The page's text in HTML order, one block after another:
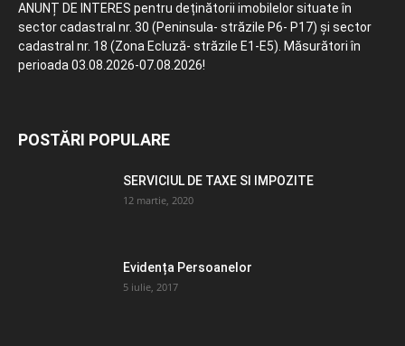
ANUNȚ DE INTERES pentru deținătorii imobilelor situate în
sector cadastral nr. 30 (Peninsula- străzile P6- P17) și sector
cadastral nr. 18 (Zona Ecluză- străzile E1-E5). Măsurători în
perioada 03.08.2026-07.08.2026!
POSTĂRI POPULARE
SERVICIUL DE TAXE SI IMPOZITE
12 martie, 2020
Evidența Persoanelor
5 iulie, 2017